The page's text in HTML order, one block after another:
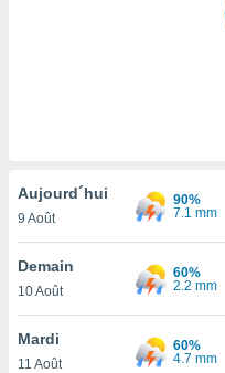
vous
ou
de
Aujourd´hui
9 Août
90%
7.1 mm
Demain
10 Août
60%
2.2 mm
Mardi
11 Août
60%
4.7 mm